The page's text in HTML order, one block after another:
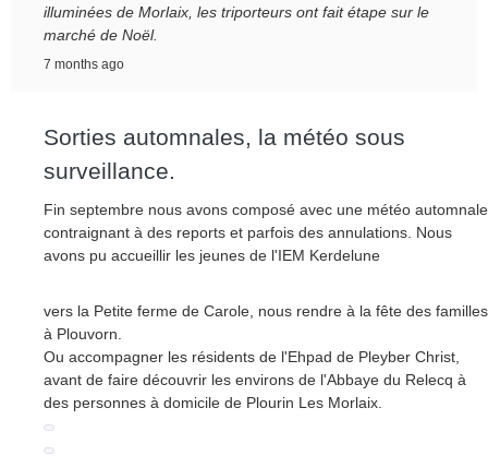
illuminées de Morlaix, les triporteurs ont fait étape sur le
marché de Noël.
7 months ago
Sorties automnales, la météo sous
surveillance.
Fin septembre nous avons composé avec une météo automnale
contraignant à des reports et parfois des annulations. Nous
avons pu accueillir les jeunes de l'IEM Kerdelune
vers la Petite ferme de Carole, nous rendre à la fête des familles
à Plouvorn.
Ou accompagner les résidents de l'Ehpad de Pleyber Christ,
avant de faire découvrir les environs de l'Abbaye du Relecq à
des personnes à domicile de Plourin Les Morlaix.